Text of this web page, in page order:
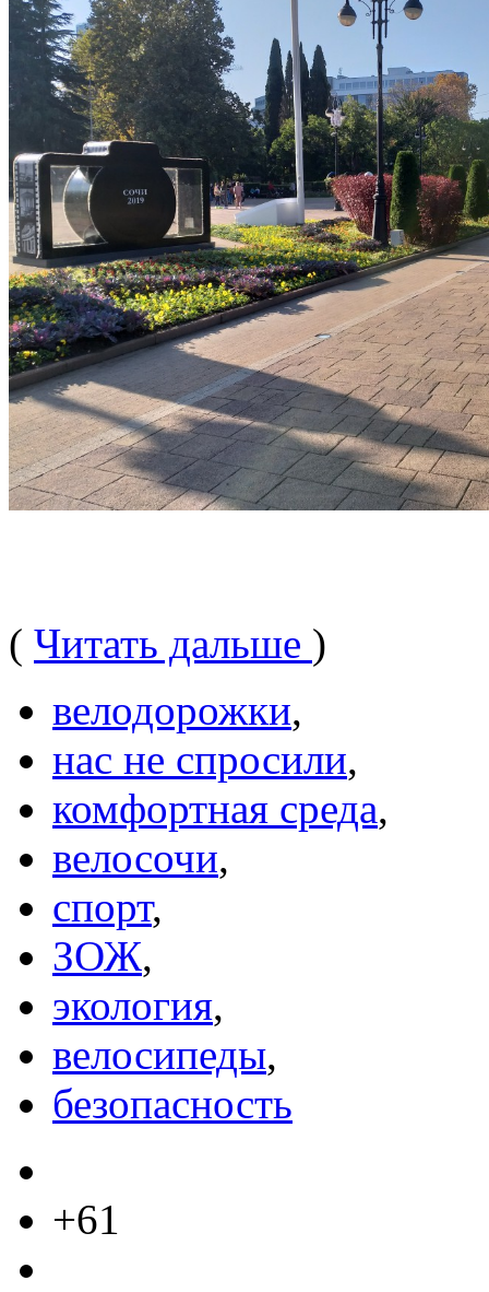
( Читать дальше )
велодорожки,
нас не спросили,
комфортная среда,
велосочи,
спорт,
ЗОЖ,
экология,
велосипеды,
безопасность
+61